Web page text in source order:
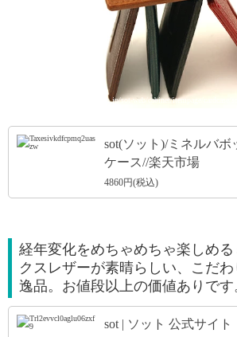
引用: https://image.rakuten.co.jp/sot-web/cabinet/itempage/cardcase/
sot(ソット)/ミネルバボ
ケース//楽天市場
4860円(税込)
経年変化をめちゃめちゃ楽しめる
クスレザーが素晴らしい、こだ
逸品。お値段以上の価値ありです
sot | ソット 公式サイト